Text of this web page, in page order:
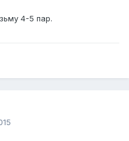
4-5 пар.